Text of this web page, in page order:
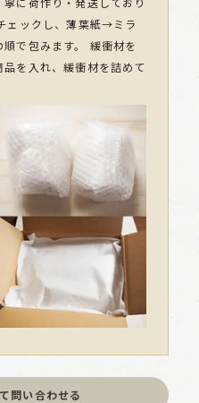
ェックし、薄葉紙→ミラ
で包みます。 緩衝材を
を入れ、緩衝材を詰めて
問い合わせる